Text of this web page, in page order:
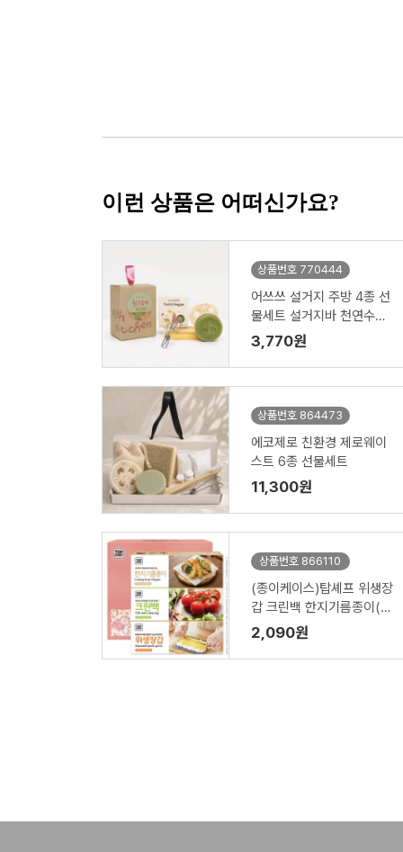
이런 상품은 어떠신가요?
상품번호 770444
어쓰쓰 설거지 주방 4종 선
물세트 설거지바 천연수세
미 제로웨이스트키트
3,770원
상품번호 864473
에코제로 친환경 제로웨이
스트 6종 선물세트
11,300원
상품번호 866110
(종이케이스)탑셰프 위생장
갑 크린백 한지기름종이(3
종)
2,090원